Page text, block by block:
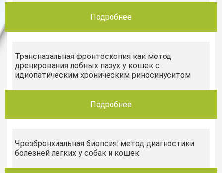
Подробнее
Трансназальная фронтоскопия как метод
дренирования лобных пазух у кошек с
идиопатическим хроническим риносинуситом
Подробнее
Чрезбронхиальная биопсия: метод диагностики
болезней легких у собак и кошек